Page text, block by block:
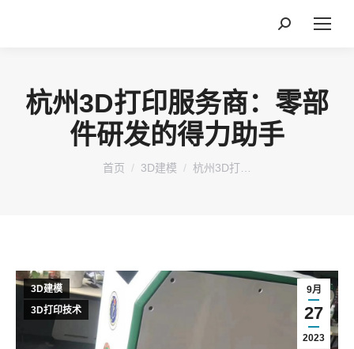
搜
杭州3D打印服务商：零部
件研发的得力助手
您在这里：
首页 3D建模 杭州3D打…
9月
27
2023
3D建模
3D打印技术